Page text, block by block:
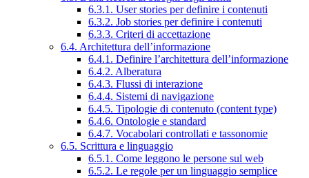
6.3.1. User stories per definire i contenuti
6.3.2. Job stories per definire i contenuti
6.3.3. Criteri di accettazione
6.4. Architettura dell’informazione
6.4.1. Definire l’architettura dell’informazione
6.4.2. Alberatura
6.4.3. Flussi di interazione
6.4.4. Sistemi di navigazione
6.4.5. Tipologie di contenuto (content type)
6.4.6. Ontologie e standard
6.4.7. Vocabolari controllati e tassonomie
6.5. Scrittura e linguaggio
6.5.1. Come leggono le persone sul web
6.5.2. Le regole per un linguaggio semplice